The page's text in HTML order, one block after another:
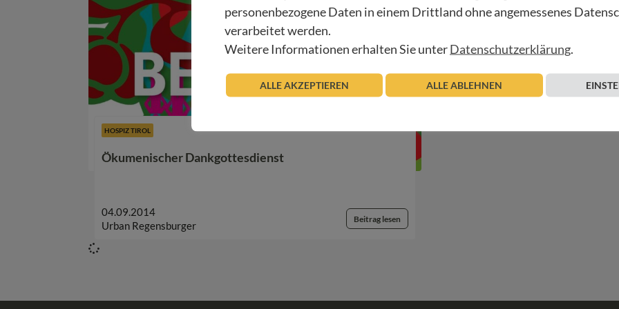
HOSPIZ TIROL
Ökumenischer Dankgottesdienst
04.09.2014
Urban Regensburger
Beitrag lesen
personenbezogene Daten in einem Drittland ohne angemessenes
verarbeitet werden.
Weitere Informationen erhalten Sie unterDatenschutzerklärung.
ALLE AKZEPTIEREN ALLE ABLEHNEN